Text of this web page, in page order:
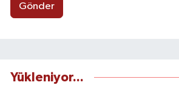
Gönder
Yükleniyor...